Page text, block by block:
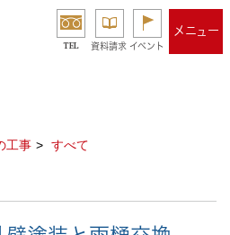
TEL 資料請求 イベント
メニュー
工事 すべて